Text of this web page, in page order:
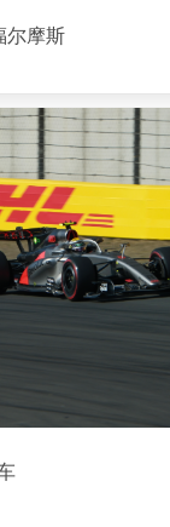
尔摩斯